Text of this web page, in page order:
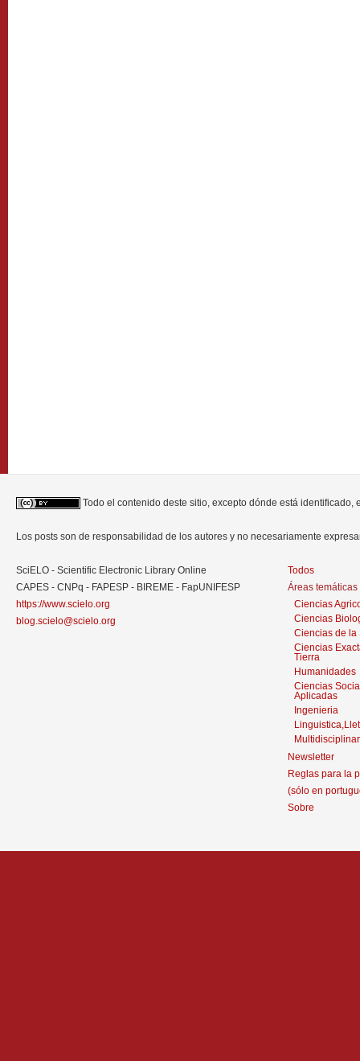
Todo el contenido deste sitio, excepto dónde está identificado,
Los posts son de responsabilidad de los autores y no necesariamente
SciELO - Scientific Electronic Library Online
CAPES - CNPq - FAPESP - BIREME - FapUNIFESP
https://www.scielo.org
blog.scielo@scielo.org
Todos
Áreas temáticas
Ciencias
Ciencias
Ciencias de la
Ciencias
Tierra
Humanidades
Ciencias
Aplicadas
Ingenieria
Newsletter
Reglas para la
(sólo en
Sobre